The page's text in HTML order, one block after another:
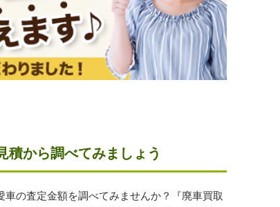
積から調べてみましょう
の査定金額を調べてみませんか？『廃車買取